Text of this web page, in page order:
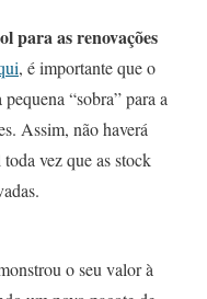
para as renovações
, é importante que o
“sobra” para a
Assim, não haverá
vez que as stock
o seu valor à